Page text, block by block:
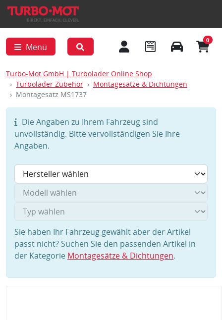
Menü
0
Turbo-Mot GmbH | Turbolader Online Shop
Turbolader Zubehör
Montagesätze & Dichtungen
Montagesatz MS1737
Die Angaben zu Ihrem Fahrzeug sind
unvollständig. Bitte vervollständigen Sie Ihre
Angaben.
Sie haben Ihr Fahrzeug gewählt aber der Artikel
passt nicht? Suchen Sie den passenden Artikel in
der Kategorie Montagesätze & Dichtungen.